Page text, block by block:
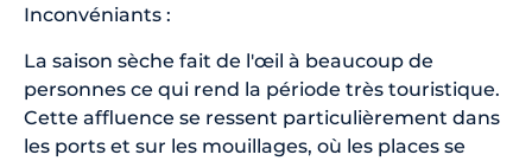
Inconvéniants :
La saison sèche fait de l'œil à beaucoup de
personnes ce qui rend la période très touristique.
Cette affluence se ressent particulièrement dans
les ports et sur les mouillages, où les places se